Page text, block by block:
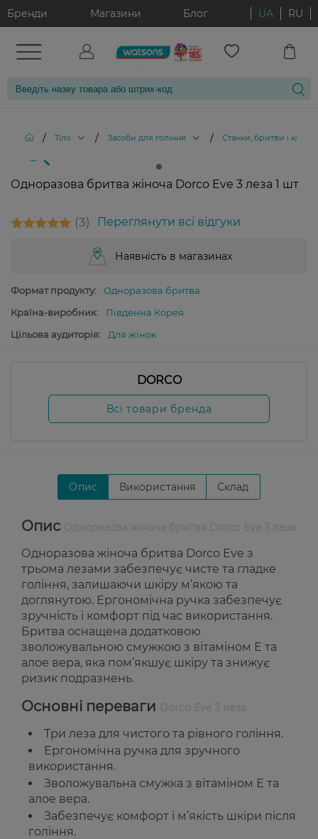
Бренди Магазини Блог UA RU
/ Тіло / Засоби для гоління / Станки, бритви і
Одноразова бритва жіноча Dorco Eve 3 леза 1 шт
3 Переглянути всі відгуки
Наявність в магазинах
Формат продукту:
Одноразова бритва
Країна-виробник:
Південна Корея
Цільова аудиторія:
Для жінок
DORCO
Всі товари бренда
Опис Використання Склад
Опис
Одноразова жіноча бритва Dorco Eve з
трьома лезами забезпечує чисте та гладке
гоління, залишаючи шкіру м’якою та
доглянутою. Ергономічна ручка забезпечує
зручність і комфорт під час використання.
Бритва оснащена додатковою
зволожувальною смужкою з вітаміном Е та
алое вера, яка пом’якшує шкіру та знижує
ризик подразнень.
Основні переваги
Три леза для чистого та рівного гоління.
Ергономічна ручка для зручного
використання.
Зволожувальна смужка з вітаміном Е та
алое вера.
Забезпечує комфорт і м’якість шкіри після
гоління.